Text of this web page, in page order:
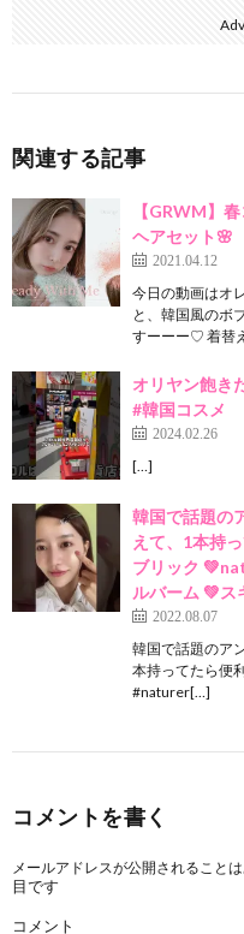
関連する記事
【GRWM】
ヘアセット🌸
2021.04.12
今日の動画はオ
と、韓国風のボ
すーーー♡ 着替
オリヤン飽き
#韓国コスメ
2024.02.26
[…]
韓国で話題の
えて、1本持
ブリック
ルバーム 💚ス
2022.08.07
韓国で話題のア
本持ってたら便
#naturer[…]
コメントを書く
メールアドレスが公開されることは
目です
コメント